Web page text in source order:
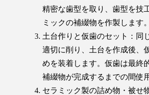
精密な歯型を取り、歯型を技
ミックの補綴物を作製します。
土台作りと仮歯のセット：同
適切に削り、土台を作成後、
めを装着します。仮歯は最終
補綴物が完成するまでの間使
セラミック製の詰め物・被せ